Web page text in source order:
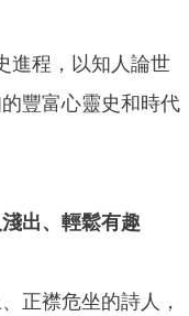
進程，以知人論世
豐富心靈史和時代
出、輕鬆有趣
正襟危坐的詩人，